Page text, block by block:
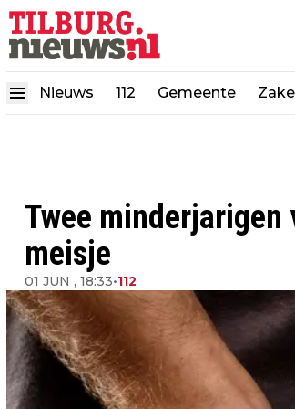
Nieuws 112 Gemeente
Twee
meisje
01 JUN , 18:33•112